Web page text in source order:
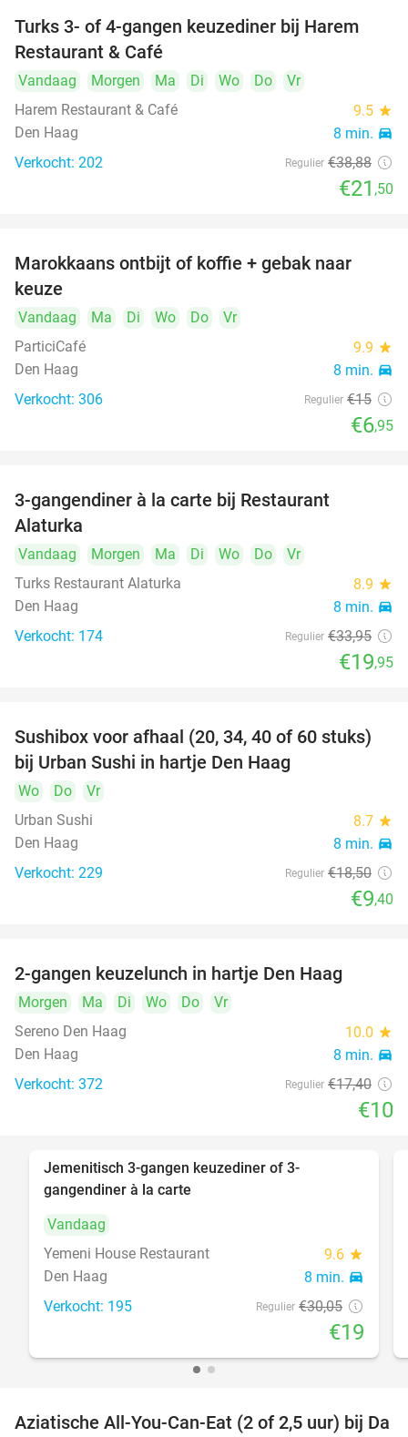
45%
Turks 3- of 4-gangen keuzediner bij Harem
Restaurant & Café
Vandaag Morgen Ma Di Wo Do
Vr
Harem Restaurant & Café
9.5 star
Den Haag 8 min. directions_car
Verkocht: 202 Regulier €38,88
€21 ,50
Marokkaans ontbijt of koffie + gebak naar
keuze
Vandaag Ma Di Wo Do
Vr
ParticiCafé
9.9 star
Den Haag 8 min. directions_car
Verkocht: 306 Regulier €15
€6,95
3-gangendiner à la carte bij Restaurant
Alaturka
Vandaag Morgen Ma Di Wo Do
Vr
Turks Restaurant Alaturka
8.9 star
Den Haag 8 min. directions_car
Verkocht: 174 Regulier €33,95
€19,95
49%
Sushibox voor afhaal (20, 34, 40 of 60 stuks)
bij Urban Sushi in hartje Den Haag
Wo Do
Vr
Urban Sushi
8.7 star
Den Haag 8 min. directions_car
Verkocht: 229 Regulier €18,50
€9,40
2-gangen keuzelunch in hartje Den Haag
Morgen Ma Di Wo Do
Vr
Sereno Den Haag
10.0 star
Den Haag 8 min. directions_car
Verkocht: 372 Regulier €17,40
€10
Jemenitisch 3-gangen keuzediner of 3-
gangendiner à la carte
Vandaag
Yemeni House Restaurant
9.6 star
Den Haag 8 min. directions_car
Verkocht: 195 Regulier €30,05
€19
30%
Aziatische All-You-Can-Eat (2 of 2,5 uur) bij Da